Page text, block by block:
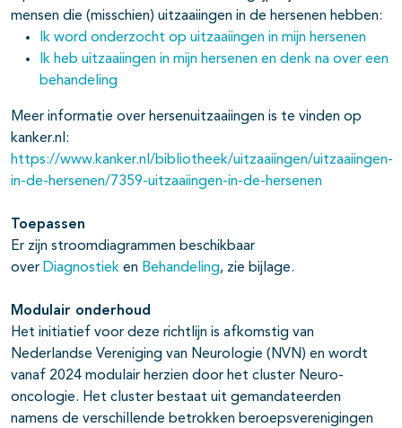
mensen die (misschien) uitzaaiingen in de hersenen hebben:
Ik word onderzocht op uitzaaiingen in mijn hersenen
Ik heb uitzaaiingen in mijn hersenen en denk na over een
behandeling
Meer informatie over hersenuitzaaiingen is te vinden op
kanker.nl:
https://www.kanker.nl/bibliotheek/uitzaaiingen/uitzaaiingen-
in-de-hersenen/7359-uitzaaiingen-in-de-hersenen
Toepassen
Er zijn stroomdiagrammen beschikbaar
over Diagnostiek en Behandeling, zie bijlage.
Modulair onderhoud
Het initiatief voor deze richtlijn is afkomstig van
Nederlandse Vereniging van Neurologie (NVN) en wordt
vanaf 2024 modulair herzien door het cluster Neuro-
oncologie. Het cluster bestaat uit gemandateerden
namens de verschillende betrokken beroepsverenigingen